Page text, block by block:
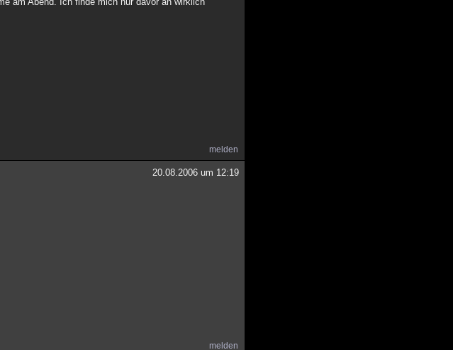
melden
20.08.2006 um 12:19
melden